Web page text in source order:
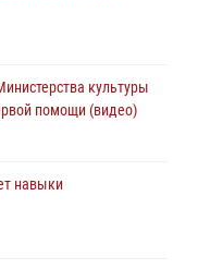
мероприятий в
культуры
помощи (видео)
навыки